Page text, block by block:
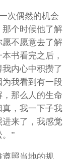
次偶然的机会
个时候他了解
不愿意去了解
书看完之后，
内心中积攒了
我看到有一段
那么人的生命
，我一下子我
来了，我感觉
”
遵照当地的规